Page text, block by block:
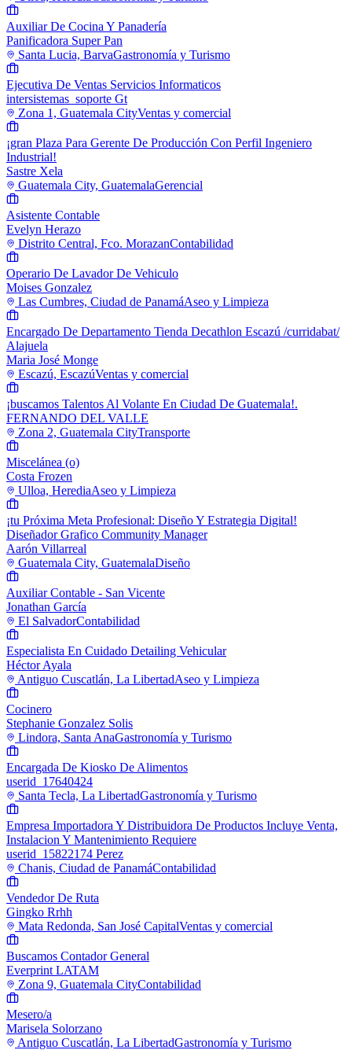
Auxiliar De Cocina Y Panadería
Panificadora Super Pan
Santa Lucia, BarvaGastronomía y Turismo
Ejecutiva De Ventas Servicios Informaticos
intersistemas_soporte Gt
Zona 1, Guatemala CityVentas y comercial
¡gran Plaza Para Gerente De Producción Con Perfil Ingeniero
Industrial!
Sastre Xela
Guatemala City, GuatemalaGerencial
Asistente Contable
Evelyn Herazo
Distrito Central, Fco. MorazanContabilidad
Operario De Lavador De Vehiculo
Moises Gonzalez
Las Cumbres, Ciudad de PanamáAseo y Limpieza
Encargado De Departamento Tienda Decathlon Escazú /curridabat/
Alajuela
Maria José Monge
Escazú, EscazúVentas y comercial
¡buscamos Talentos Al Volante En Ciudad De Guatemala!.
FERNANDO DEL VALLE
Zona 2, Guatemala CityTransporte
Miscelánea (o)
Costa Frozen
Ulloa, HerediaAseo y Limpieza
¡tu Próxima Meta Profesional: Diseño Y Estrategia Digital!
Diseñador Grafico Community Manager
Aarón Villarreal
Guatemala City, GuatemalaDiseño
Auxiliar Contable - San Vicente
Jonathan García
El SalvadorContabilidad
Especialista En Cuidado Detailing Vehicular
Héctor Ayala
Antiguo Cuscatlán, La LibertadAseo y Limpieza
Cocinero
Stephanie Gonzalez Solis
Lindora, Santa AnaGastronomía y Turismo
Encargada De Kiosko De Alimentos
userid_17640424
Santa Tecla, La LibertadGastronomía y Turismo
Empresa Importadora Y Distribuidora De Productos Incluye Venta,
Instalacion Y Mantenimiento Requiere
userid_15822174 Perez
Chanis, Ciudad de PanamáContabilidad
Vendedor De Ruta
Gingko Rrhh
Mata Redonda, San José CapitalVentas y comercial
Buscamos Contador General
Everprint LATAM
Zona 9, Guatemala CityContabilidad
Mesero/a
Marisela Solorzano
Antiguo Cuscatlán, La LibertadGastronomía y Turismo